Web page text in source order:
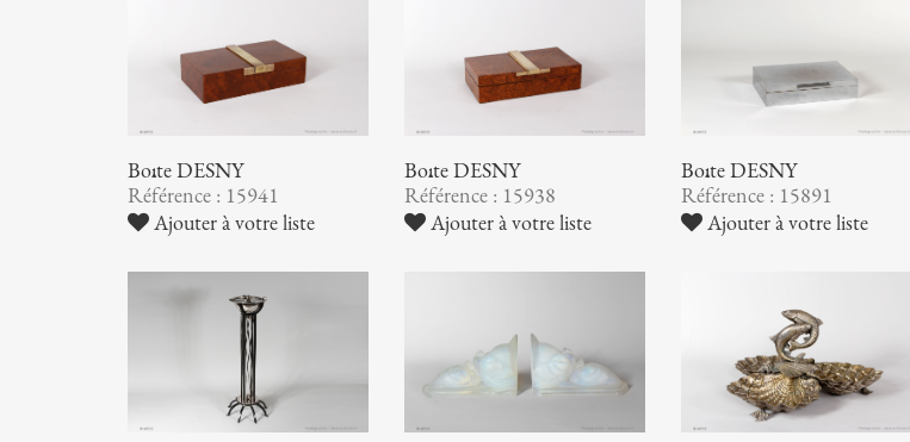
Boîte DESNY
Référence : 15941
Ajouter à votre liste
Boîte DESNY
Référence : 15938
Ajouter à votre liste
Boîte DESNY
Référence : 15891
Ajouter à votre liste